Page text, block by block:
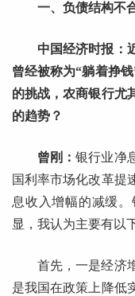
一、负债结构不
中国经济时报：
曾经被称为“躺着挣
的挑战，农商银行尤
的趋势？
曾刚：银行业净
国利率市场化改革提
息收入增幅的减缓
显，我认为主要有以
首先，一是经济
是我国在政策上降低